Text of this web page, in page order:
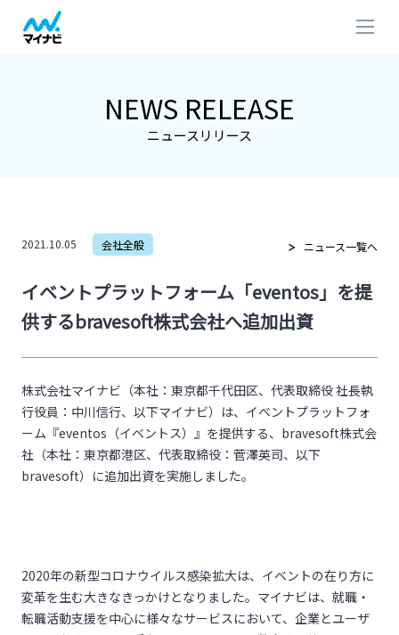
NEWS RELEASE
ニュースリリース
2021.10.05 会社全般 ニュース一覧へ
イベントプラットフォーム「eventos」を提
供するbravesoft株式会社へ追加出資
株式会社マイナビ（本社：東京都千代田区、代表取締役 社長執
行役員：中川信行、以下マイナビ）は、イベントプラットフォ
ーム『eventos（イベントス）』を提供する、bravesoft株式会
社（本社：東京都港区、代表取締役：菅澤英司、以下
bravesoft）に追加出資を実施しました。
2020年の新型コロナウイルス感染拡大は、イベントの在り方に
変革を生む大きなきっかけとなりました。マイナビは、就職・
転職活動支援を中心に様々なサービスにおいて、企業とユーザ